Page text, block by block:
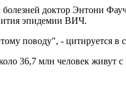
доктор Энтони
эпидемии ВИЧ.
поводу", - цитируется
36,7 млн человек живут